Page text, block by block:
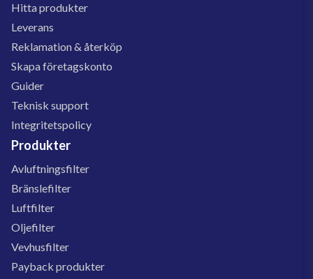
Hitta produkter
Leverans
Reklamation & återköp
Skapa företagskonto
Guider
Teknisk support
Integritetspolicy
Produkter
Avluftningsfilter
Bränslefilter
Luftfilter
Oljefilter
Vevhusfilter
Payback produkter